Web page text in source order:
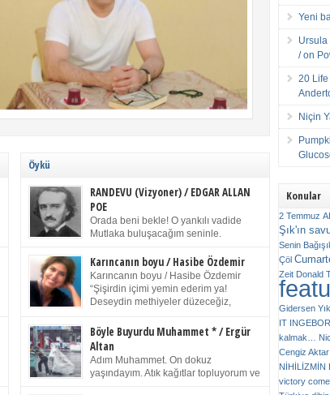
Öykü
RANDEVU (Vizyoner) / EDGAR ALLAN
POE
Orada beni bekle! O yankılı vadide
Mutlaka buluşacağım seninle.
karısının ölümü üstüne yazdığı ağıt.) Talihsiz ve
gizemli adam! – Sen ki kendi hayal gücünün
parlaklığıyla afalladın, gençliğinin alevleri arasına
düştün! Hayalimde seni tekrar görüyorum! Bir kez
olduğun gibi değil soğuk vadide ve gölgelerin […]
Karıncanın boyu / Hasibe Özdemir
Karıncanın boyu / Hasibe Özdemir
“Şişirdin içimi yemin ederim ya!
Deseydin methiyeler düzeceğiz,
titriyor. “Sana gel demedim kızım.” diyorum sakince.
“Takıldın peşime madem, ne duyarsan
katlanacaksın.” Bir sigara yakıyor. Başını yana yatırıp,
bezmiş annelerin yılgın bakışıyla süzüyor beni.
Kaşlarımı kaldırıp ona bakıyorum ben de. Pes ediyor.
Böyle Buyurdu Muhammet * / Ergür
Altan
Adım Muhammet. On dokuz
yaşındayım. Atık kağıtlar topluyorum ve
Yeni
Ursula
/ on
20
Niçin
Konular
2 Temmuz
Şık'ın
Senin
Çöl
Zeit Donald
Gidersen
IT
kalmak…
Cengiz Aktar
NİHİLİZMİN
victory